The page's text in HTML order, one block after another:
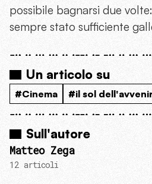
possibile bagnarsi due
sempre stato sufficiente
Un articolo su
#Cinema #il sol
Sull'autore
Matteo Zega
12 articoli